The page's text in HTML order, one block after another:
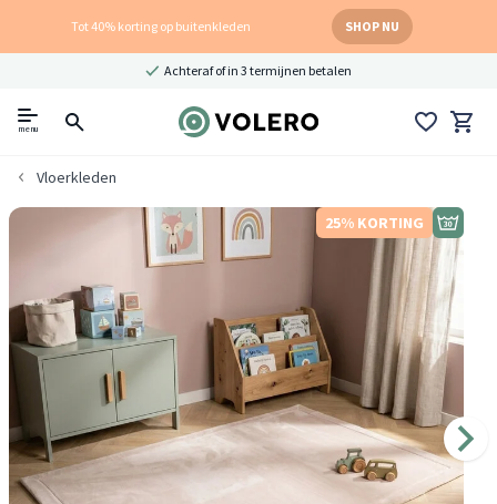
Tot 40% korting op buitenkleden SHOP NU
Achteraf of in 3 termijnen betalen
menu
Vloerkleden
25% KORTING